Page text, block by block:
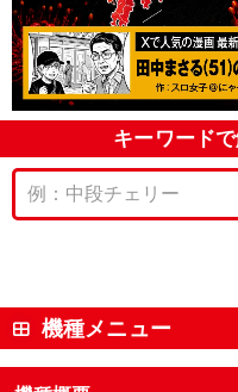
キーワード
機種メニュー